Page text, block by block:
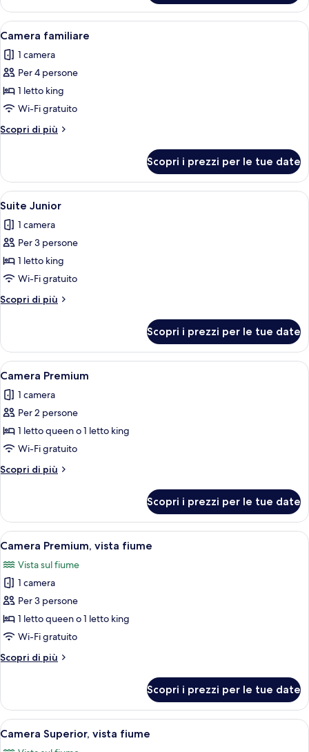
Standard
Apri
tutte
le
foto
per
Camera
familiare
Una camera d'albergo con un letto,
8
Camera familiare
1 camera
Per 4 persone
1 letto king
Wi-Fi gratuito
Scopri di più
Altri
familiare
Scopri i prezzi per le tue date
Apri
tutte
le
foto
per
Suite
Junior
Un edificio moderno con facciata in
19
Suite Junior
1 camera
Per 3 persone
1 letto king
Wi-Fi gratuito
Scopri di più
Altri
Junior
Scopri i prezzi per le tue date
Apri
tutte
le
foto
per
Camera
Premium
Una camera d'albergo con un letto
13
Camera Premium
1 camera
Per 2 persone
1 letto queen o 1 letto king
Wi-Fi gratuito
Scopri di più
Altri
Premium
Scopri i prezzi per le tue date
Apri
tutte
le
foto
per
Camera
Premium,
fiume
Camera d'albergo con un grande
25
Camera Premium, vista fiume
Vista sul fiume
1 camera
Per 3 persone
1 letto queen o 1 letto king
Wi-Fi gratuito
Scopri di più
Altri
Premium,
vista
fiume
Scopri i prezzi per le tue date
Apri
tutte
Una camera d'albergo con un letto
15
Camera Superior, vista fiume